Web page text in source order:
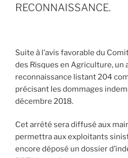
RECONNAISSANCE.
Suite à l’avis favorable du
des Risques en Agriculture,
reconnaissance listant 204
précisant les dommages
décembre 2018.
Cet arrêté sera diffusé aux
permettra aux exploitants
encore déposé un dossier